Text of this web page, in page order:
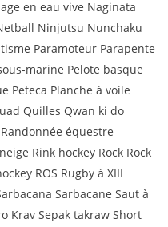
en eau vive Naginata
Ninjutsu Nunchaku
Paramoteur Parapente
marine Pelote basque
Peteca Planche à voile
Quilles Qwan ki do
équestre
Rink hockey Rock Rock
ROS Rugby à XIII
Sarbacane Saut à
Krav Sepak takraw Short